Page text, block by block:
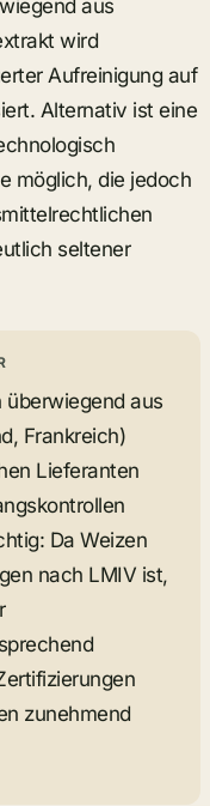
aus
wird
Aufreinigung auf
Alternativ ist eine
möglich, die jedoch
seltener
aus
Frankreich)
Lieferanten
Da Weizen
nach LMIV ist,
zunehmend